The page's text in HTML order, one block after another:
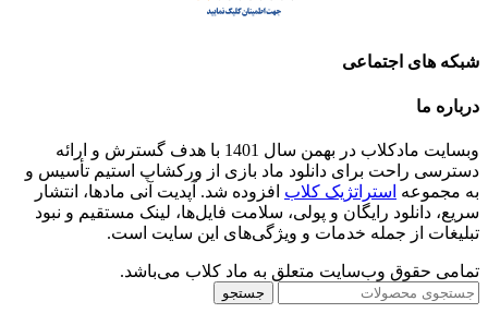
شبکه های اجتماعی
درباره ما
وبسایت مادکلاب در بهمن سال 1401 با هدف گسترش و ارائه
دسترسی راحت برای دانلود ماد بازی از ورکشاپ استیم تأسیس و
به مجموعه استراتژیک کلاب افزوده شد. آپدیت آنی مادها، انتشار
سریع، دانلود رایگان و پولی، سلامت فایل‌ها، لینک مستقیم و نبود
تبلیغات از جمله خدمات و ویژگی‌های این سایت است.
تمامی حقوق وب‌سایت متعلق به ماد کلاب می‌باشد.
جستجو